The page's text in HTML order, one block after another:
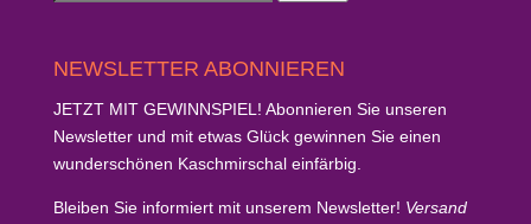
NEWSLETTER ABONNIEREN
JETZT MIT GEWINNSPIEL! Abonnieren Sie unseren
Newsletter und mit etwas Glück gewinnen Sie einen
wunderschönen Kaschmirschaleinfärbig.
Bleiben Sie informiert mit unserem Newsletter! Versand